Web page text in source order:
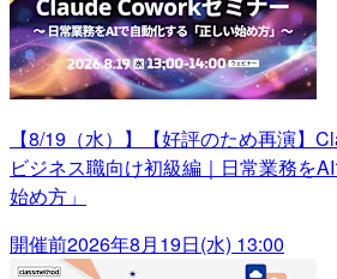
【8/19（水）】【好評のため再演】
ビジネス職向け初級編｜日常業務を
始め方」
開催前2026年8月19日(水) 13:00